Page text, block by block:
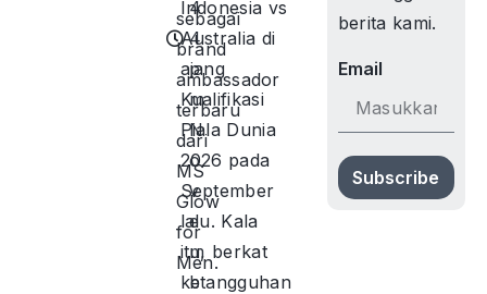
4
4
p
m
N
o
v
e
m
b
sebagai
brand
ambassador
terbaru
dari
MS
Glow
for
Men.
Indonesia vs
Australia di
ajang
Kualifikasi
Piala Dunia
2026 pada
September
lalu. Kala
itu, berkat
ketangguhan
berita kami.
Email
Subscribe